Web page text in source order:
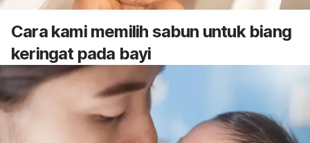
Cara kami memilih sabun untuk biang
keringat pada bayi